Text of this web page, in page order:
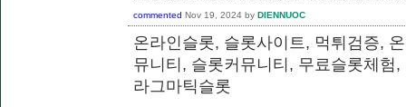
commented Nov 19, 2024 by DIENNUOC
온라인슬롯, 슬롯사이트, 먹튀검증,
뮤니티, 슬롯커뮤니티, 무료슬롯체험
라그마틱슬롯